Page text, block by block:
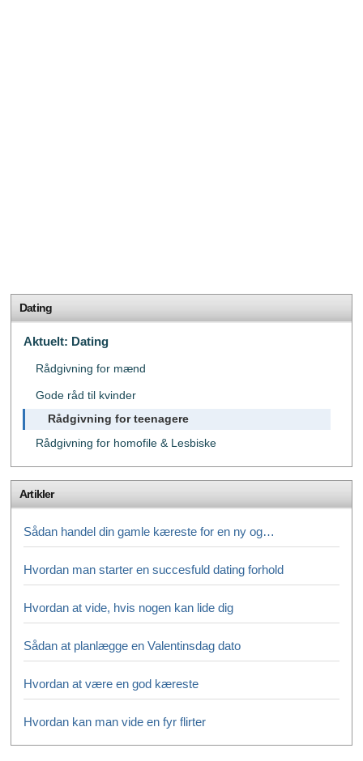
Dating
Aktuelt: Dating
Rådgivning for mænd
Gode ​​råd til kvinder
Rådgivning for teenagere
Rådgivning for homofile & Lesbiske
Artikler
Sådan handel din gamle kæreste for en ny og…
Hvordan man starter en succesfuld dating forhold
Hvordan at vide, hvis nogen kan lide dig
Sådan at planlægge en Valentinsdag dato
Hvordan at være en god kæreste
Hvordan kan man vide en fyr flirter